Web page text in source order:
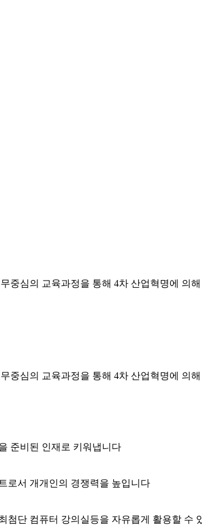
심의 교육과정을 통해 4차 산업혁명에 의
심의 교육과정을 통해 4차 산업혁명에 의
준비된 인재로 키워냅니다
로서 개개인의 경쟁력을 높입니다
첨단 컴퓨터 강의실등을 자유롭게 활용할 수